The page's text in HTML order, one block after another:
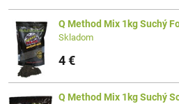
Q Method Mix 1kg Suchý
Skladom
4 €
Q Method Mix 1kg Suchý